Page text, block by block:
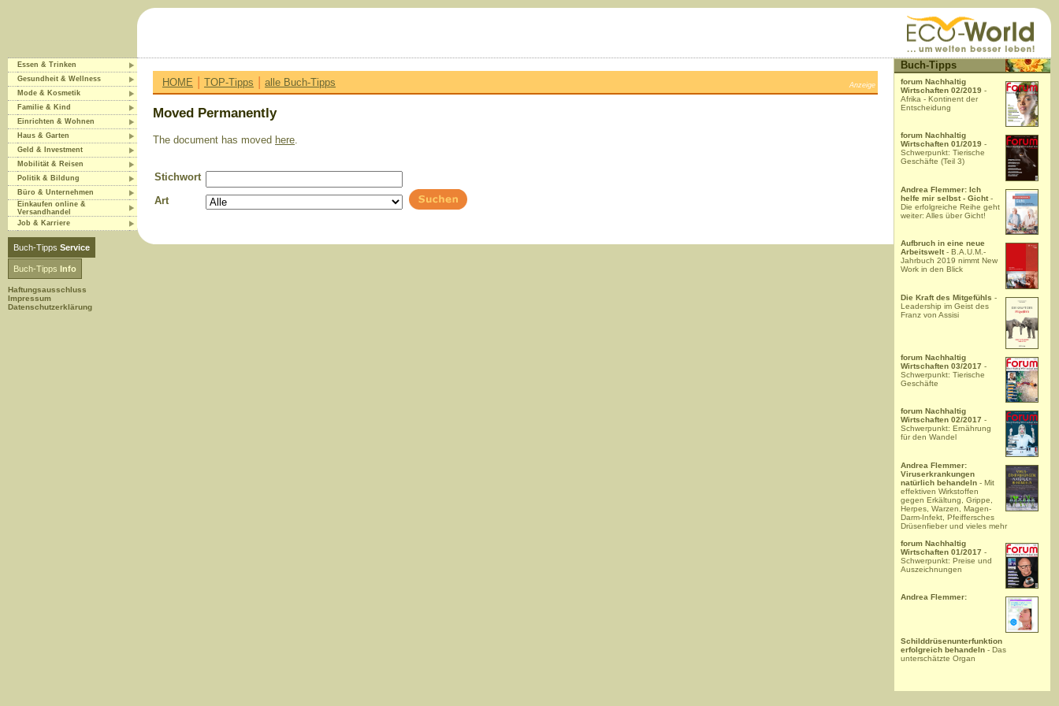
Essen & Trinken
Gesundheit & Wellness
Mode & Kosmetik
Familie & Kind
Einrichten & Wohnen
Haus & Garten
Geld & Investment
Mobilität & Reisen
Politik & Bildung
Büro & Unternehmen
Einkaufen online &
Versandhandel
Job & Karriere
Buch-Tipps Service
Buch-Tipps Info
Haftungsausschluss
Impressum
Datenschutzerklärung
HOME | TOP-Tipps | alle Buch-Tipps Anzeige
Moved Permanently
The document has moved here.
Stichwort
Art
Buch-Tipps
forum Nachhaltig
Wirtschaften 02/2019 -
Afrika - Kontinent der
Entscheidung
forum Nachhaltig
Wirtschaften 01/2019 -
Schwerpunkt: Tierische
Geschäfte (Teil 3)
Andrea Flemmer: Ich
helfe mir selbst - Gicht -
Die erfolgreiche Reihe geht
weiter: Alles über Gicht!
Aufbruch in eine neue
Arbeitswelt - B.A.U.M.-
Jahrbuch 2019 nimmt New
Work in den Blick
Die Kraft des Mitgefühls -
Leadership im Geist des
Franz von Assisi
forum Nachhaltig
Wirtschaften 03/2017 -
Schwerpunkt: Tierische
Geschäfte
forum Nachhaltig
Wirtschaften 02/2017 -
Schwerpunkt: Ernährung
für den Wandel
Andrea Flemmer:
Viruserkrankungen
natürlich behandeln - Mit
effektiven Wirkstoffen
gegen Erkältung, Grippe,
Herpes, Warzen, Magen-
Darm-Infekt, Pfeiffersches
Drüsenfieber und vieles mehr
forum Nachhaltig
Wirtschaften 01/2017 -
Schwerpunkt: Preise und
Auszeichnungen
Andrea Flemmer:
Schilddrüsenunterfunktion
erfolgreich behandeln - Das
unterschätzte Organ